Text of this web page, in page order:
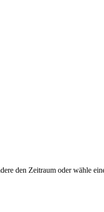
den Zeitraum oder wähle